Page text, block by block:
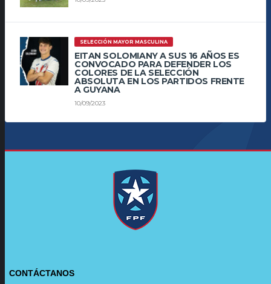
SELECCIÓN MAYOR MASCULINA
EITAN SOLOMIANY A SUS 16 AÑOS ES
CONVOCADO PARA DEFENDER LOS
COLORES DE LA SELECCIÓN
ABSOLUTA EN LOS PARTIDOS FRENTE
A GUYANA
10/09/2023
CONTÁCTANOS